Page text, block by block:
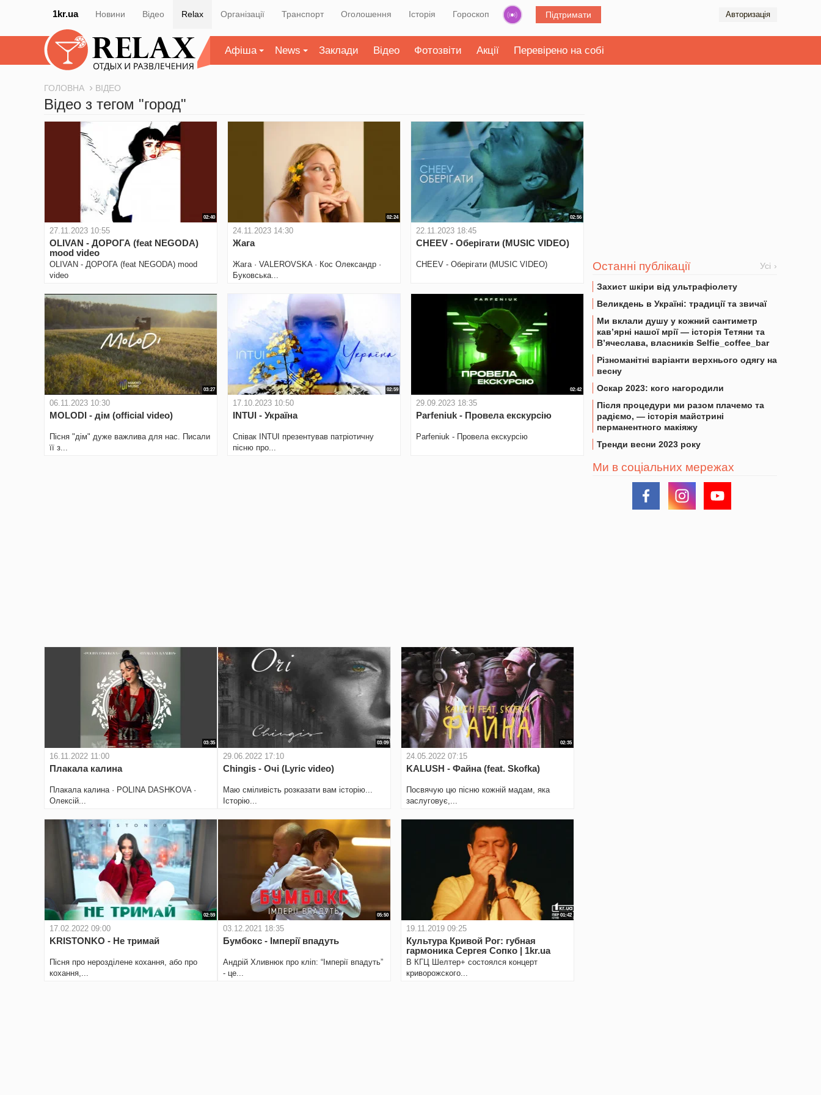
1kr.ua Новини Відео Relax Організації Транспорт Оголошення Історія Гороскоп Підтримати Авторизація
Афіша News Заклади Відео Фотозвіти Акції Перевірено на собі
ГОЛОВНА ВІДЕО
Відео з тегом "город"
02:40
27.11.2023 10:55
OLIVAN - ДОРОГА (feat NEGODA)
mood video
OLIVAN - ДОРОГА (feat NEGODA) mood
video
02:24
24.11.2023 14:30
Жага
Жага · VALEROVSKA · Кос Олександр ·
Буковська...
02:56
22.11.2023 18:45
CHEEV - Оберігати (MUSIC VIDEO)
CHEEV - Оберігати (MUSIC VIDEO)
03:27
06.11.2023 10:30
MOLODI - дім (official video)
Пісня "дім" дуже важлива для нас. Писали
її з...
02:59
17.10.2023 10:50
INTUI - Україна
Співак INTUI презентував патріотичну
пісню про...
02:42
29.09.2023 18:35
Parfeniuk - Провела екскурсію
Parfeniuk - Провела екскурсію
03:35
16.11.2022 11:00
Плакала калина
Плакала калина · POLINA DASHKOVA ·
Олексій...
03:09
29.06.2022 17:10
Chingis - Очі (Lyric video)
Маю сміливість розказати вам історію...
Історію...
02:35
24.05.2022 07:15
KALUSH - Файна (feat. Skofka)
Посвячую цю пісню кожній мадам, яка
заслуговує,...
02:59
17.02.2022 09:00
KRISTONKO - Не тримай
Пісня про нерозділене кохання, або про
кохання,...
05:50
03.12.2021 18:35
Бумбокс - Імперії впадуть
Андрій Хливнюк про кліп: “Імперії впадуть”
- це...
01:42
19.11.2019 09:25
Культура Кривой Рог: губная
гармоника Сергея Сопко | 1kr.ua
В КГЦ Шелтер+ состоялся концерт
криворожского...
Останні публікації Усі
Захист шкіри від ультрафіолету
Великдень в Україні: традиції та звичаї
Ми вклали душу у кожний сантиметр
кав’ярні нашої мрії — історія Тетяни та
В’ячеслава, власників Selfie_coffee_bar
Різноманітні варіанти верхнього одягу на
весну
Оскар 2023: кого нагородили
Після процедури ми разом плачемо та
радіємо, — історія майстрині
перманентного макіяжу
Тренди весни 2023 року
Ми в соціальних мережах